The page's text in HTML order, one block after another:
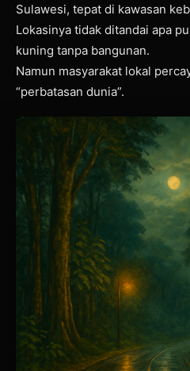
Sulawesi, tepat di kawasan
Lokasinya tidak ditandai apa
kuning tanpa bangunan.
Namun masyarakat lokal
“perbatasan dunia”.